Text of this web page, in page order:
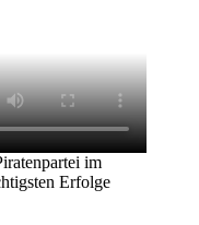
im
Erfolge